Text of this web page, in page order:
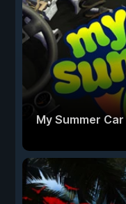
My Summer Car